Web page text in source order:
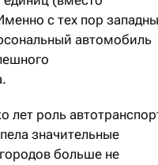
с тех пор
автомобиль
лет роль
значительные
больше не